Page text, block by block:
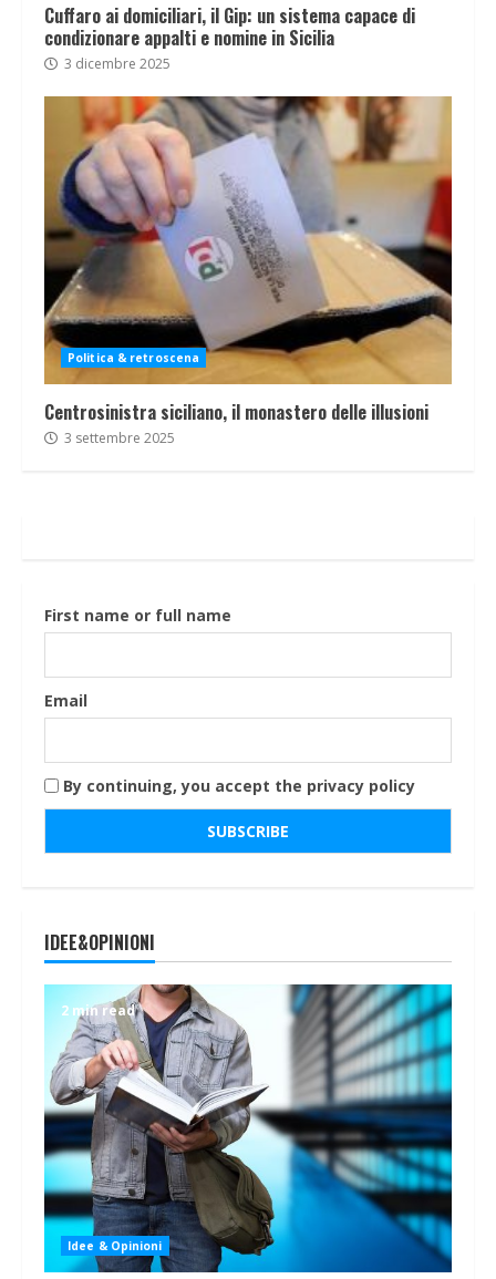
Cuffaro ai domiciliari, il Gip: un sistema capace di
condizionare appalti e nomine in Sicilia
3 dicembre 2025
Politica & retroscena
Centrosinistra siciliano, il monastero delle illusioni
3 settembre 2025
First name or full name
Email
By continuing, you accept the privacy policy
IDEE&OPINIONI
2 min read
Idee & Opinioni